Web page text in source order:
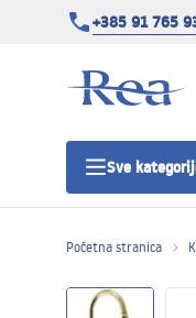
+385 91 765
Sve
Početna stranica